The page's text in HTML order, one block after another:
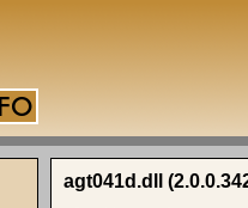
agt041d.dll